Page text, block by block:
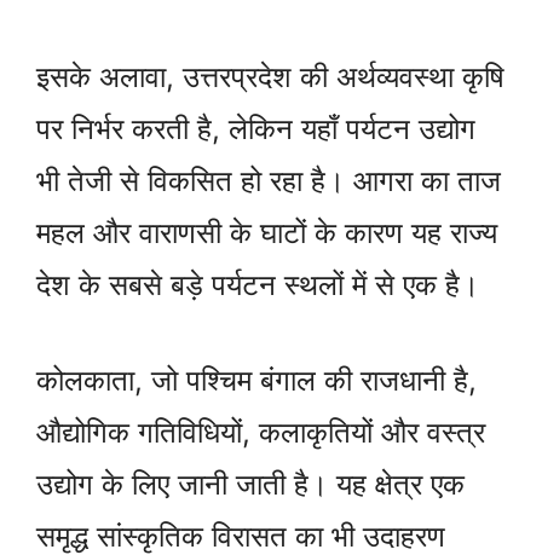
इसके अलावा, उत्तरप्रदेश की अर्थव्यवस्था कृषि
पर निर्भर करती है, लेकिन यहाँ पर्यटन उद्योग
भी तेजी से विकसित हो रहा है। आगरा का ताज
महल और वाराणसी के घाटों के कारण यह राज्य
देश के सबसे बड़े पर्यटन स्थलों में से एक है।
कोलकाता, जो पश्चिम बंगाल की राजधानी है,
औद्योगिक गतिविधियों, कलाकृतियों और वस्त्र
उद्योग के लिए जानी जाती है। यह क्षेत्र एक
समृद्ध सांस्कृतिक विरासत का भी उदाहरण